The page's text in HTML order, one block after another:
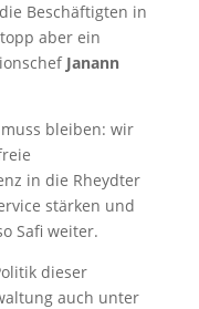
Beschäftigten in
aber ein
Janann
bleiben: wir
in die Rheydter
stärken und
Safi weiter.
dieser
auch unter